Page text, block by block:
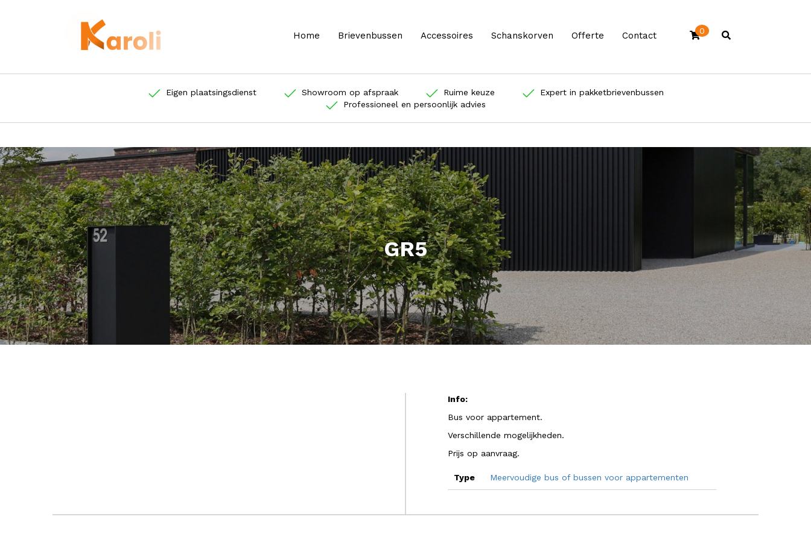
Home Brievenbussen Accessoires Schanskorven Offerte Contact 0
Eigen plaatsingsdienst Showroom op afspraak Ruime keuze
Expert in pakketbrievenbussen
Professioneel en persoonlijk advies
GR5
Info:
Bus voor appartement.
Verschillende mogelijkheden.
Prijs op aanvraag.
Type Meervoudige bus of bussen voor appartementen